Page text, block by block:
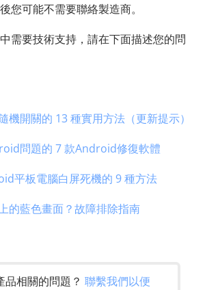
您可能不需要聯絡製造商。
需要技術支持，請在下面描述您的問
機開關的 13 種實用方法（更新提示）
問題的 7 款Android修復軟體
平板電腦白屏死機的 9 種方法
的藍色畫面？故障排除指南
品相關的問題？ 聯繫我們以便